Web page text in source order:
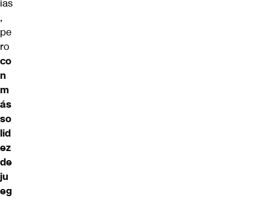
ias
,
pe
ro
co
n
m
ás
so
lid
ez
de
ju
eg